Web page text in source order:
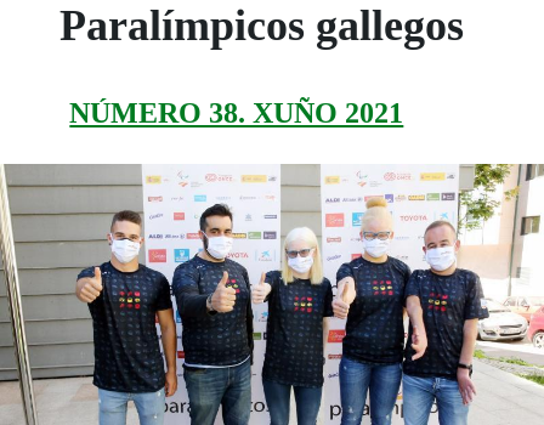
Paralímpicos gallegos
NÚMERO 38. XUÑO 2021